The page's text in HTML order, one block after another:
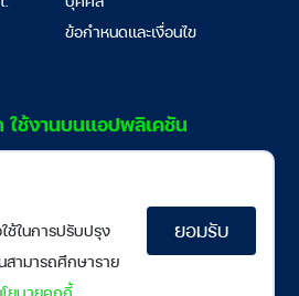
ช้ในการปรับปรุง
สามารถศึกษาราย
ยอมรับ
ข้อกำหนดและเงื่อนไข
ใช้งานบนแอปพลิเคชัน